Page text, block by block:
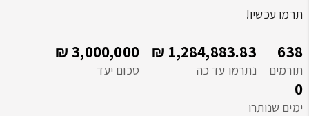
תרמו עכשיו!
638
תורמים
1,284,883.83 ₪
נתרמו עד כה
3,000,000 ₪
סכום יעד
0
ימים שנותרו